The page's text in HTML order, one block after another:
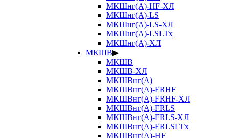
МКШнг(А)-HF-ХЛ
МКШнг(А)-LS
МКШнг(А)-LS-ХЛ
МКШнг(А)-LSLTx
МКШнг(А)-ХЛ
МКШВ▶
МКШВ
МКШВ-ХЛ
МКШВнг(А)
МКШВнг(А)-FRHF
МКШВнг(А)-FRHF-ХЛ
МКШВнг(А)-FRLS
МКШВнг(А)-FRLS-ХЛ
МКШВнг(А)-FRLSLTx
МКШВнг(А)-HF